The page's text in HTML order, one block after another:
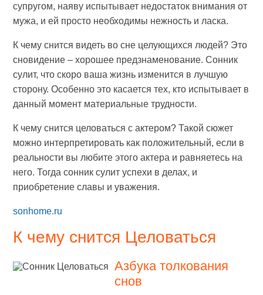
супругом, наяву испытывает недостаток внимания от
мужа, и ей просто необходимы нежность и ласка.
К чему снится видеть во сне целующихся людей? Это
сновидение – хорошее предзнаменование. Сонник
сулит, что скоро ваша жизнь изменится в лучшую
сторону. Особенно это касается тех, кто испытывает в
данный момент материальные трудности.
К чему снится целоваться с актером? Такой сюжет
можно интерпретировать как положительный, если в
реальности вы любите этого актера и равняетесь на
него. Тогда сонник сулит успехи в делах, и
приобретение славы и уважения.
sonhome.ru
К чему снится Целоваться
Азбука толкования
снов